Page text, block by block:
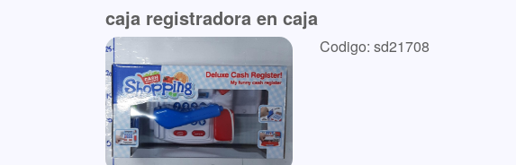
caja registradora en caja
Codigo: sd21708